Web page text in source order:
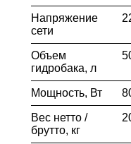
Напряжение
сети
Объем
гидробака, л
Мощность, Вт
Вес нетто /
брутто, кг